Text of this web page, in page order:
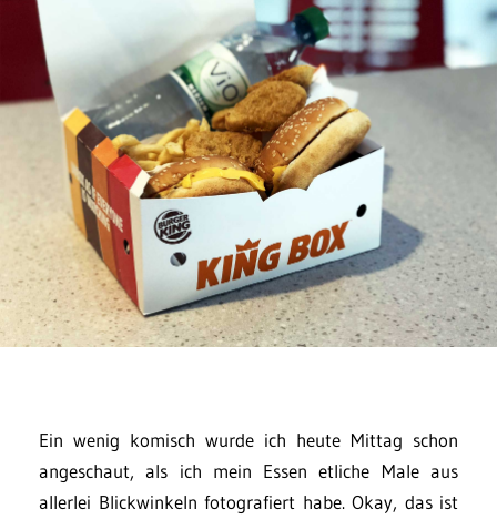
Ein wenig komisch wurde ich heute Mittag schon
angeschaut, als ich mein Essen etliche Male aus
allerlei Blickwinkeln fotografiert habe. Okay, das ist